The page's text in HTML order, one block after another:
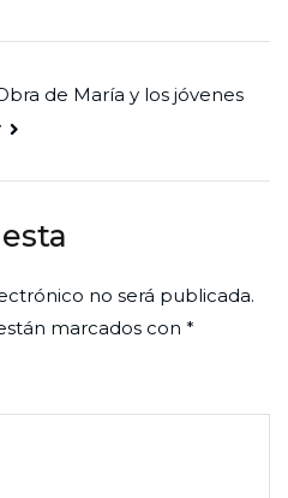
de María y los jóvenes
no será publicada.
marcados con *